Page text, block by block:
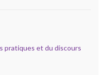
pratiques et du discours